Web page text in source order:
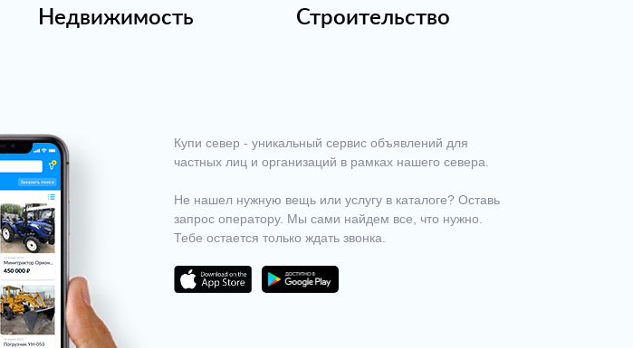
Недвижимость Строительство
Купи север - уникальный сервис объявлений для
частных лиц и организаций в рамках нашего севера.
Не нашел нужную вещь или услугу в каталоге? Оставь
запрос оператору. Мы сами найдем все, что нужно.
Тебе остается только ждать звонка.